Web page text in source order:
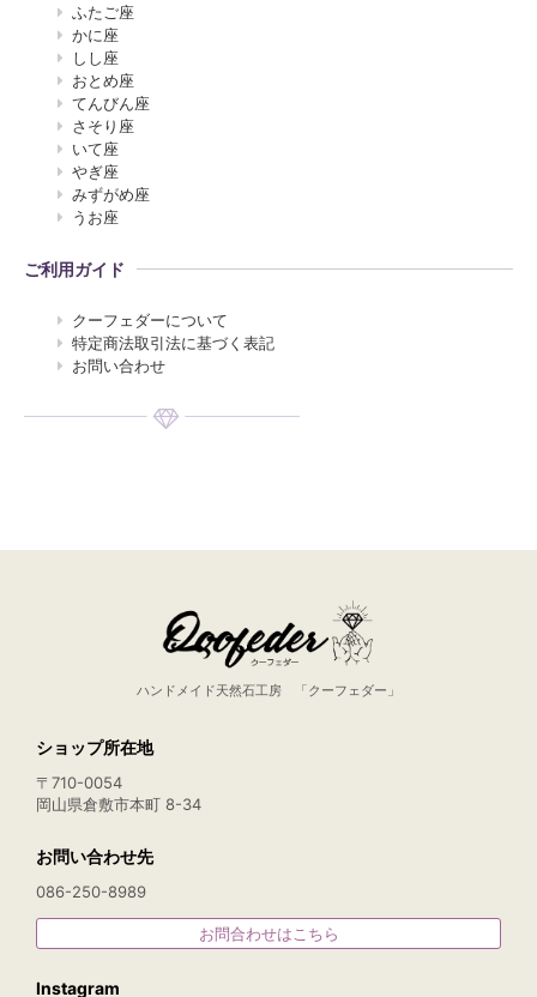
ふたご座
かに座
しし座
おとめ座
てんびん座
さそり座
いて座
やぎ座
みずがめ座
うお座
ご利用ガイド
クーフェダーについて
特定商法取引法に基づく表記
お問い合わせ
ハンドメイド天然石工房 「クーフェダー」
ショップ所在地
〒710-0054
岡山県倉敷市本町 8-34
お問い合わせ先
086-250-8989
お問合わせはこちら
Instagram